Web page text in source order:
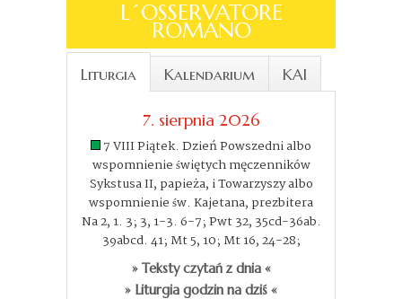
L´OSSERVATORE
ROMANO
Liturgia Kalendarium KAI
7. sierpnia 2026
7 VIII Piątek. Dzień Powszedni albo
wspomnienie świętych męczenników
Sykstusa II, papieża, i Towarzyszy albo
wspomnienie św. Kajetana, prezbitera
Na 2, 1. 3; 3, 1-3. 6-7; Pwt 32, 35cd-36ab.
39abcd. 41; Mt 5, 10; Mt 16, 24-28;
» Teksty czytań z dnia «
» Liturgia godzin na dziś «